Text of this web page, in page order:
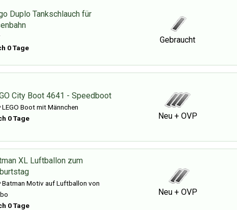
Duplo Tankschlauch für
0 Tage
Gebraucht
City Boot 4641 - Speedboot
LEGO Boot mit Männchen
0 Tage
Neu + OVP
XL Luftballon zum
Batman Motiv auf Luftballon von
0 Tage
Neu + OVP